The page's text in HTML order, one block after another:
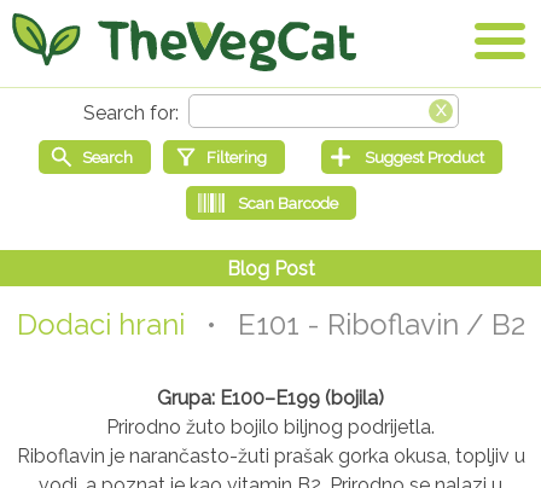
Dodaci hrani • E101 - Riboflavin / B2
Grupa: E100–E199 (bojila)
Prirodno žuto bojilo biljnog podrijetla.
Riboflavin je narančasto-žuti prašak gorka okusa, topljiv u